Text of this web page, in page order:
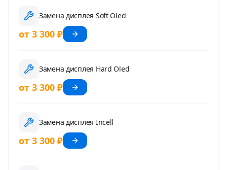
Замена дисплея Soft Oled
от 3 300 ₽
Замена дисплея Hard Oled
от 3 300 ₽
Замена дисплея Incell
от 3 300 ₽